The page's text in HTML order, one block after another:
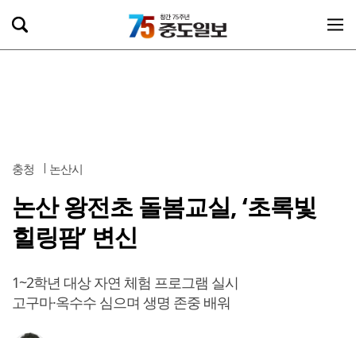
충청 논산시
논산 왕전초 돌봄교실, ‘초록빛
힐링팜’ 변신
1~2학년 대상 자연 체험 프로그램 실시
고구마·옥수수 심으며 생명 존중 배워